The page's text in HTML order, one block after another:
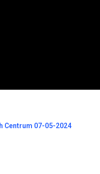
Centrum 07-05-2024